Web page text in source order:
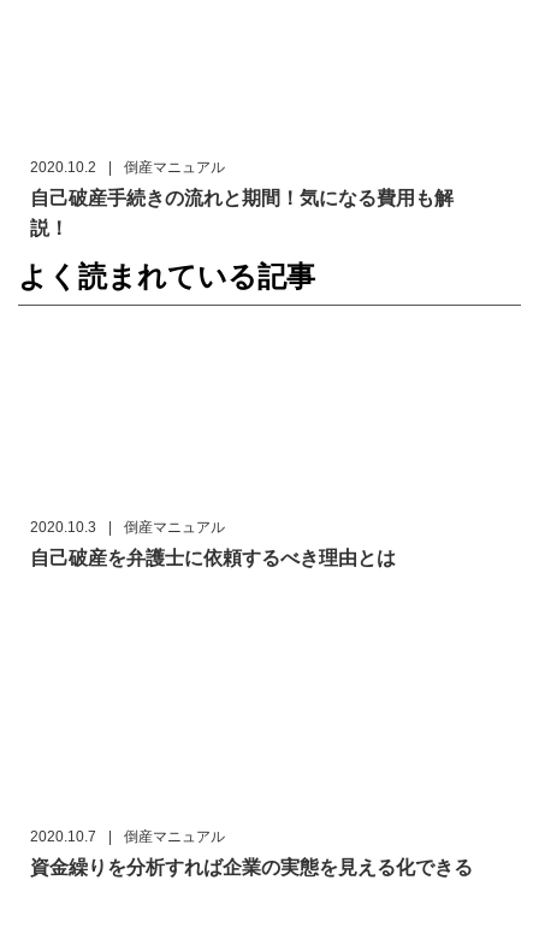
2020.10.2 倒産マニュアル
自己破産手続きの流れと期間！気になる費用も解
説！
よく読まれている記事
2020.10.3 倒産マニュアル
自己破産を弁護士に依頼するべき理由とは
2020.10.7 倒産マニュアル
資金繰りを分析すれば企業の実態を見える化できる